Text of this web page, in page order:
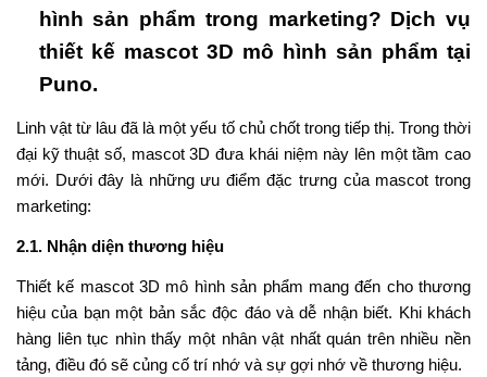
hình sản phẩm trong marketing? Dịch vụ
thiết kế mascot 3D mô hình sản phẩm tại
Puno.
Linh vật từ lâu đã là một yếu tố chủ chốt trong tiếp thị. Trong thời
đại kỹ thuật số, mascot 3D đưa khái niệm này lên một tầm cao
mới. Dưới đây là những ưu điểm đặc trưng của mascot trong
marketing:
2.1. Nhận diện thương hiệu
Thiết kế mascot 3D mô hình sản phẩm mang đến cho thương
hiệu của bạn một bản sắc độc đáo và dễ nhận biết. Khi khách
hàng liên tục nhìn thấy một nhân vật nhất quán trên nhiều nền
tảng, điều đó sẽ củng cố trí nhớ và sự gợi nhớ về thương hiệu.